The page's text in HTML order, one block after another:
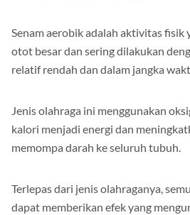
Senam aerobik adalah aktivitas
otot besar dan sering dilakukan
relatif rendah dan dalam jangka
Jenis olahraga ini menggunakan
kalori menjadi energi dan
memompa darah ke seluruh tubuh.
Terlepas dari jenis olahraganya,
dapat memberikan efek yang